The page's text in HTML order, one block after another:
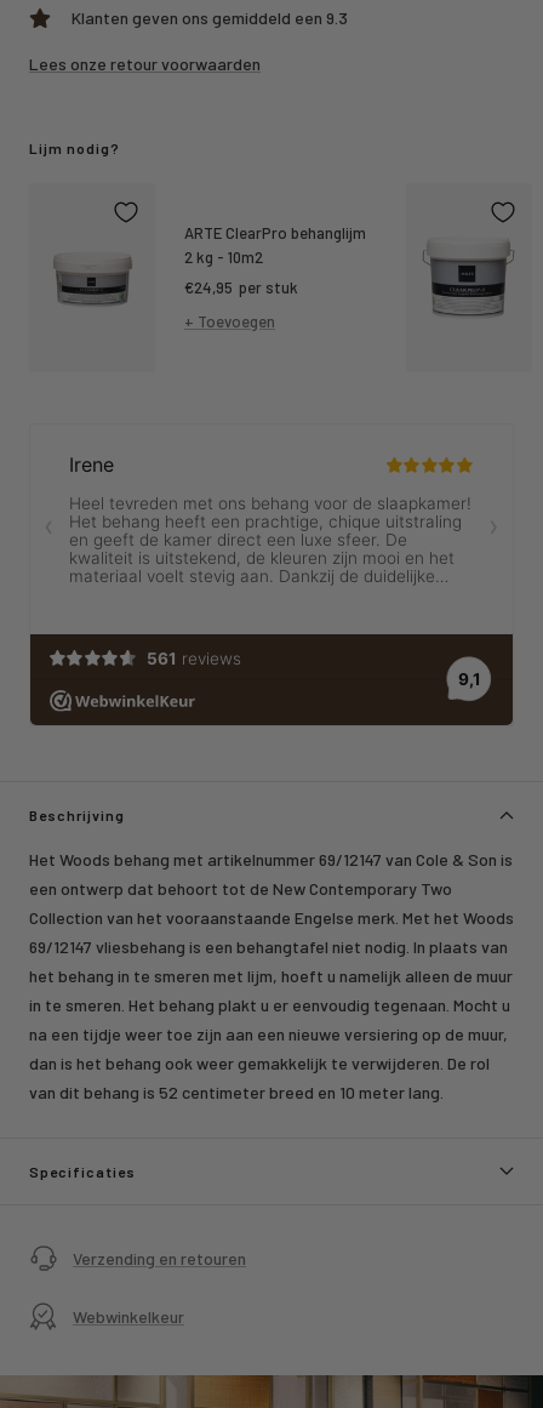
Klanten geven ons gemiddeld een 9.3
Lees onze retour voorwaarden
Beschrijving
Het Woods behang met artikelnummer 69/12147 van Cole & Son is
een ontwerp dat behoort tot de New Contemporary Two
Collection van het vooraanstaande Engelse merk. Met het Woods
69/12147 vliesbehang is een behangtafel niet nodig. In plaats van
het behang in te smeren met lijm, hoeft u namelijk alleen de muur
in te smeren. Het behang plakt u er eenvoudig tegenaan. Mocht u
na een tijdje weer toe zijn aan een nieuwe versiering op de muur,
dan is het behang ook weer gemakkelijk te verwijderen. De rol
van dit behang is 52 centimeter breed en 10 meter lang.
Specificaties
Verzending en retouren
Webwinkelkeur
Lijm nodig?
ARTE ClearPro behanglijm
2 kg - 10m2
Kortings
prijs
€24,95 per stuk
+ Toevoegen